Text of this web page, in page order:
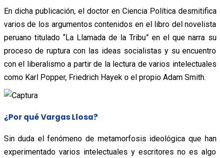
En dicha publicación, el doctor en Ciencia Política desmitifica
varios de los argumentos contenidos en el libro del novelista
peruano titulado “La Llamada de la Tribu” en el que narra su
proceso de ruptura con las ideas socialistas y su encuentro
con el liberalismo a partir de la lectura de varios intelectuales
como Karl Popper, Friedrich Hayek o el propio Adam Smith.
¿Por qué Vargas Llosa?
Sin duda el fenómeno de metamorfosis ideológica que han
experimentado varios intelectuales y escritores no es algo